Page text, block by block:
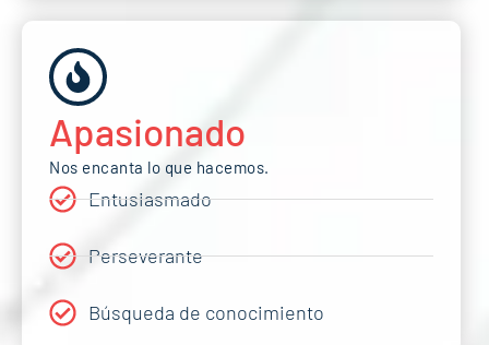
Apasionado
Nos encanta lo que hacemos.
Entusiasmado
Perseverante
Búsqueda de conocimiento